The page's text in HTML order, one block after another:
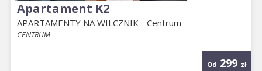
Od 299 zł
Apartament K2
APARTAMENTY NA WILCZNIK - Centrum
CENTRUM